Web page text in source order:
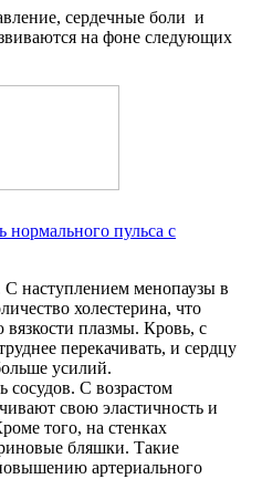
сердечные боли и
на фоне следующих
нормального пульса с
С наступлением менопаузы в
холестерина, что
плазмы. Кровь, с
перекачивать, и сердцу
усилий.
сосудов. С возрастом
свою эластичность и
того, на стенках
бляшки. Такие
артериального